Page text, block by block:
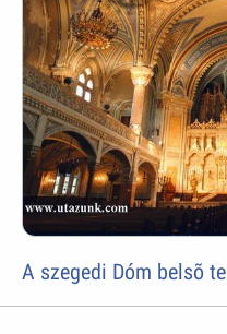
A szegedi Dóm belsõ